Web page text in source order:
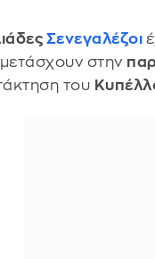
Σενεγαλέζοι
στην
του